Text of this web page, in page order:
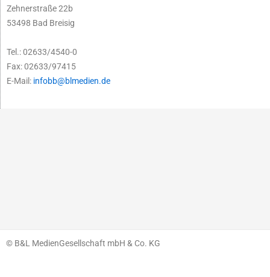
Zehnerstraße 22b
53498 Bad Breisig
Tel.: 02633/4540-0
Fax: 02633/97415
E-Mail: infobb@blmedien.de
© B&L MedienGesellschaft mbH & Co. KG